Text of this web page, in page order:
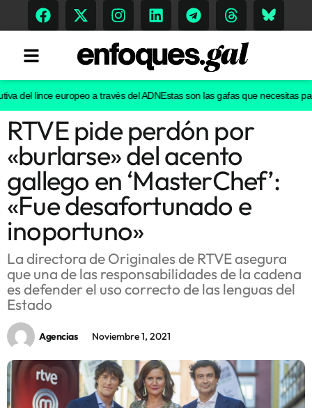
Tendencias
Memoria Histórica
Gastronomía
Escenarios
Sostenibilidad
Innova
lince europeo a través del ADNEstas son las gafas que necesitas para
RTVE pide perdón por
«burlarse» del acento
gallego en ‘MasterChef’:
«Fue desafortunado e
inoportuno»
La directora de Originales de RTVE asegura
que una de las responsabilidades de la cadena
es defender el uso correcto de las lenguas del
Estado
Agencias Noviembre 1, 2021